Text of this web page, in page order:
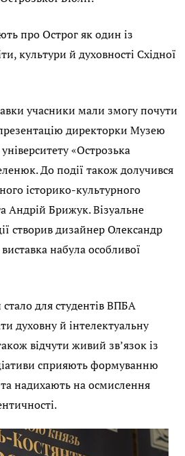
про Острог як один із
культури й духовності Східної
учасники мали змогу почути
директорки Музею
«Острозька
До події також долучився
історико-культурного
Андрій Брижук. Візуальне
створив дизайнер Олександр
набула особливої
стало для студентів ВПБА
духовну й інтелектуальну
відчути живий зв’язок із
сприяють формуванню
та надихають на осмислення